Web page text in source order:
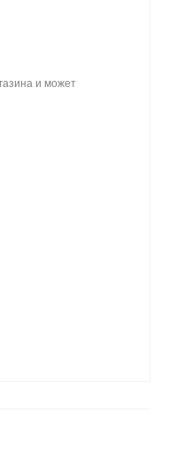
и может